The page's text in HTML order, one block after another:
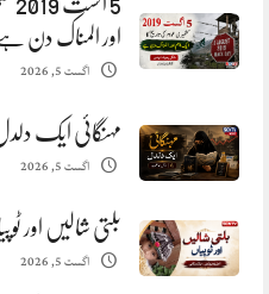
5
اور المناک دن
اگست 5, 2026
مہنگائی ایک
اگست 5, 2026
بلتی شالیں اور
اگست 5, 2026